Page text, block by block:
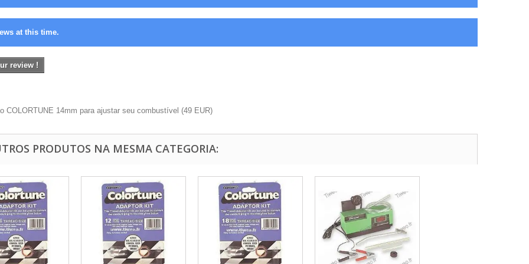
at this time.
review !
COLORTUNE 14mm para ajustar seu combustível (49 EUR)
PRODUTOS NA MESMA CATEGORIA: